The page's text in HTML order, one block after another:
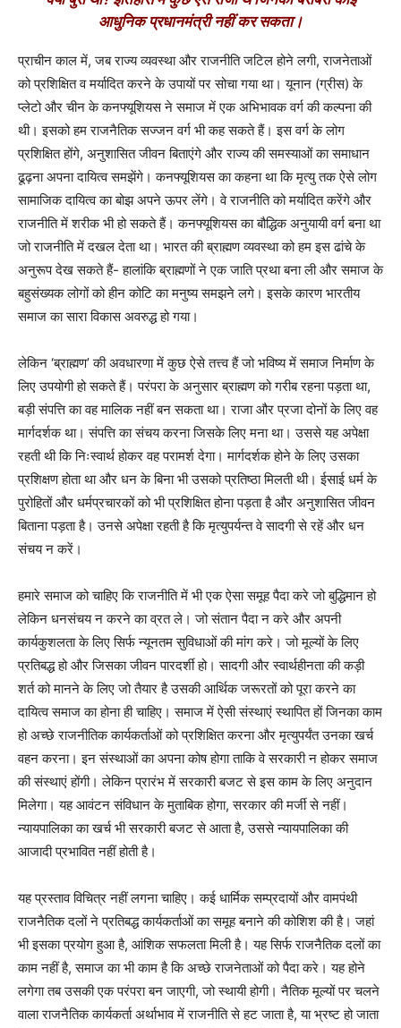
आधुनिक प्रधानमंत्री नहीं कर सकता।
प्राचीन काल में, जब राज्य व्यवस्था और राजनीति जटिल होने लगी, राजनेताओं
को प्रशिक्षित व मर्यादित करने के उपायों पर सोचा गया था। यूनान (ग्रीस) के
प्लेटो और चीन के कनफ्यूशियस ने समाज में एक अभिभावक वर्ग की कल्पना की
थी। इसको हम राजनैतिक सज्जन वर्ग भी कह सकते हैं। इस वर्ग के लोग
प्रशिक्षित होंगे, अनुशासित जीवन बिताएंगे और राज्य की समस्याओं का समाधान
ढूढ़ना अपना दायित्व समझेंगे। कनफ्यूशियस का कहना था कि मृत्यु तक ऐसे लोग
सामाजिक दायित्व का बोझ अपने ऊपर लेंगे। वे राजनीति को मर्यादित करेंगे और
राजनीति में शरीक भी हो सकते हैं। कनफ्यूशियस का बौद्धिक अनुयायी वर्ग बना था
जो राजनीति में दखल देता था। भारत की ब्राह्मण व्यवस्था को हम इस ढांचे के
अनुरूप देख सकते हैं- हालांकि ब्राह्मणों ने एक जाति प्रथा बना ली और समाज के
बहुसंख्यक लोगों को हीन कोटि का मनुष्य समझने लगे। इसके कारण भारतीय
समाज का सारा विकास अवरुद्ध हो गया।
लेकिन ‘ब्राह्मण’की अवधारणा में कुछ ऐसे तत्त्व हैं जो भविष्य में समाज निर्माण के
लिए उपयोगी हो सकते हैं। परंपरा के अनुसार ब्राह्मण को गरीब रहना पड़ता था,
बड़ी संपत्ति का वह मालिक नहीं बन सकता था। राजा और प्रजा दोनों के लिए वह
मार्गदर्शक था। संपत्ति का संचय करना जिसके लिए मना था। उससे यह अपेक्षा
रहती थी कि निःस्वार्थ होकर वह परामर्श देगा। मार्गदर्शक होने के लिए उसका
प्रशिक्षण होता था और धन के बिना भी उसको प्रतिष्ठा मिलती थी। ईसाई धर्म के
पुरोहितों और धर्मप्रचारकों को भी प्रशिक्षित होना पड़ता है और अनुशासित जीवन
बिताना पड़ता है। उनसे अपेक्षा रहती है कि मृत्युपर्यन्त वे सादगी से रहें और धन
संचय न करें।
हमारे समाज को चाहिए कि राजनीति में भी एक ऐसा समूह पैदा करे जो बुद्धिमान हो
लेकिन धनसंचय न करने का व्रत ले। जो संतान पैदा न करे और अपनी
कार्यकुशलता के लिए सिर्फ न्यूनतम सुविधाओं की मांग करे। जो मूल्यों के लिए
प्रतिबद्ध हो और जिसका जीवन पारदर्शी हो। सादगी और स्वार्थहीनता की कड़ी
शर्त को मानने के लिए जो तैयार है उसकी आर्थिक जरूरतों को पूरा करने का
दायित्व समाज का होना ही चाहिए। समाज में ऐसी संस्थाएं स्थापित हों जिनका काम
हो अच्छे राजनीतिक कार्यकर्ताओं को प्रशिक्षित करना और मृत्युपर्यंत उनका खर्च
वहन करना। इन संस्थाओं का अपना कोष होगा ताकि वे सरकारी न होकर समाज
की संस्थाएं होंगी। लेकिन प्रारंभ में सरकारी बजट से इस काम के लिए अनुदान
मिलेगा। यह आवंटन संविधान के मुताबिक होगा, सरकार की मर्जी से नहीं।
न्यायपालिका का खर्च भी सरकारी बजट से आता है, उससे न्यायपालिका की
आजादी प्रभावित नहीं होती है।
यह प्रस्ताव विचित्र नहीं लगना चाहिए। कई धार्मिक सम्प्रदायों और वामपंथी
राजनैतिक दलों ने प्रतिबद्ध कार्यकर्ताओं का समूह बनाने की कोशिश की है। जहां
भी इसका प्रयोग हुआ है, आंशिक सफलता मिली है। यह सिर्फ राजनैतिक दलों का
काम नहीं है, समाज का भी काम है कि अच्छे राजनेताओं को पैदा करे। यह होने
लगेगा तब उसकी एक परंपरा बन जाएगी, जो स्थायी होगी। नैतिक मूल्यों पर चलने
वाला राजनैतिक कार्यकर्ता अर्थाभाव में राजनीति से हट जाता है, या भ्रष्ट हो जाता